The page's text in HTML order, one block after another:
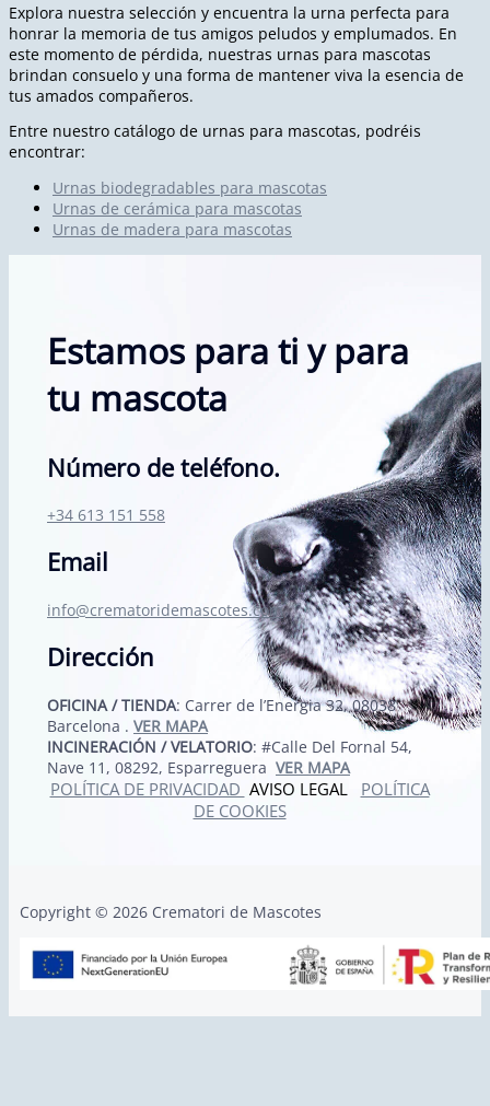
Explora nuestra selección y encuentra la urna perfecta para
honrar la memoria de tus amigos peludos y emplumados. En
este momento de pérdida, nuestras urnas para mascotas
brindan consuelo y una forma de mantener viva la esencia de
tus amados compañeros.
Entre nuestro catálogo de urnas para mascotas, podréis
encontrar:
Urnas biodegradables para mascotas
Urnas de cerámica para mascotas
Urnas de madera para mascotas
Estamos para ti y para
tu mascota
Número de teléfono.
+34 613 151 558
Email
info@crematoridemascotes.com
Dirección
OFICINA / TIENDA: Carrer de l’Energia 32, 08038
Barcelona . VER MAPA
INCINERACIÓN / VELATORIO: #Calle Del Fornal 54,
Nave 11, 08292, Esparreguera VER MAPA
POLÍTICA DE PRIVACIDAD AVISO LEGAL POLÍTICA
DE COOKIES
Copyright © 2026 Crematori de Mascotes